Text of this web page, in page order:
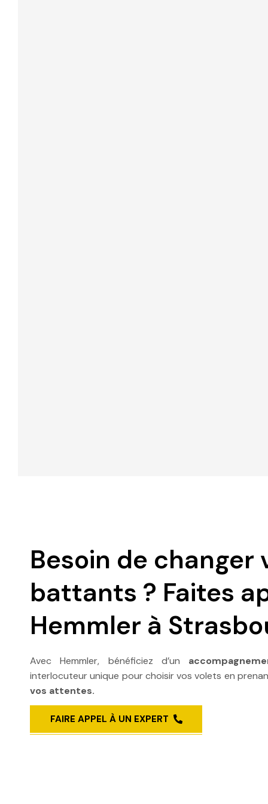
Besoin de changer
battants ? Faites
Hemmler à
Avec Hemmler, bénéficiez d’un
interlocuteur unique pour choisir vos volets en
vos attentes.
FAIRE APPEL À UN EXPERT